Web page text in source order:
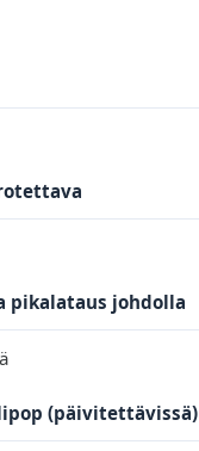
pikalataus johdolla
(päivitettävissä)